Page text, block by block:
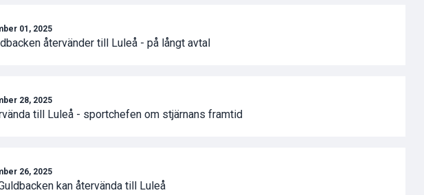
01, 2025
återvänder till Luleå - på långt avtal
28, 2025
till Luleå - sportchefen om stjärnans framtid
26, 2025
kan återvända till Luleå